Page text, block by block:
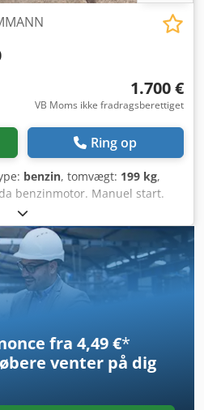
1.700 €
VB Moms ikke fradragsberettiget
Ring op
benzin, tomvægt: 199 kg,
benzinmotor. Manuel start.
Pladebredde: 50 cm Frem/bak
Dkjdsxw H Hvspfx Agvor Flere på
fra 4,49 €*
venter på dig